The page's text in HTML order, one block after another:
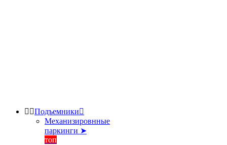
 Подъемники
Механизировнные
паркинги ➤
топ